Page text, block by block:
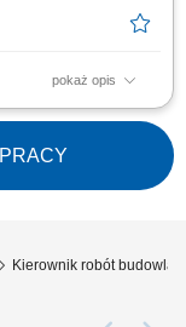
pokaż opis
na
i czasowe.
działań firm
ich pracy. Kontrola
Kierownik robót